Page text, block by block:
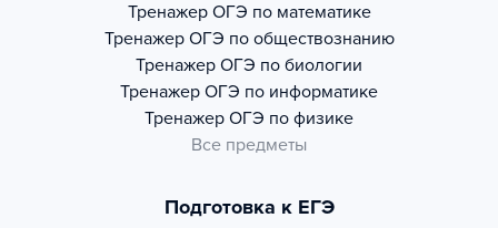
Тренажер ОГЭ по математике
Тренажер ОГЭ по обществознанию
Тренажер ОГЭ по биологии
Тренажер ОГЭ по информатике
Тренажер ОГЭ по физике
Все предметы
Подготовка к ЕГЭ